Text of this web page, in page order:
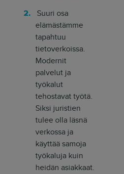
Suuri osa
elämästämme
tapahtuu
tietoverkoissa.
Modernit
palvelut ja
työkalut
tehostavat työtä.
Siksi juristien
tulee olla läsnä
verkossa ja
käyttää samoja
työkaluja kuin
heidän asiakkaat.